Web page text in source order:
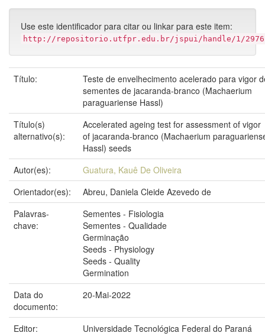
Use este identificador para citar ou linkar para este item:
http://repositorio.utfpr.edu.br/jspui/handle/1/
Título:
Teste de envelhecimento acelerado para vigor
sementes de jacaranda-branco (Machaerium
paraguariense Hassl)
Título(s)
alternativo(s):
Accelerated ageing test for assessment of vigor
of jacaranda-branco (Machaerium
Hassl) seeds
Autor(es):
Guatura, Kauê De Oliveira
Orientador(es):
Abreu, Daniela Cleide Azevedo de
Palavras-
chave:
Sementes - Fisiologia
Sementes - Qualidade
Germinação
Seeds - Physiology
Seeds - Quality
Germination
Data do
documento:
20-Mai-2022
Editor:
Universidade Tecnológica Federal do Paraná